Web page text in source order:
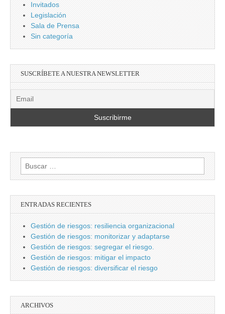
Invitados
Legislación
Sala de Prensa
Sin categoría
SUSCRÍBETE A NUESTRA NEWSLETTER
Buscar:
ENTRADAS RECIENTES
Gestión de riesgos: resiliencia organizacional
Gestión de riesgos: monitorizar y adaptarse
Gestión de riesgos: segregar el riesgo.
Gestión de riesgos: mitigar el impacto
Gestión de riesgos: diversificar el riesgo
ARCHIVOS